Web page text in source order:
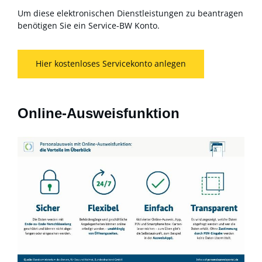
Um diese elektronischen Dienstleistungen zu beantragen
benötigen Sie ein Service-BW Konto.
Hier kostenloses Servicekonto anlegen
Online-Ausweisfunktion